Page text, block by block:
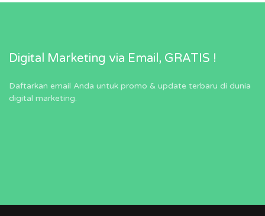
Digital Marketing via Email, GRATIS !
Daftarkan email Anda untuk promo & update terbaru di dunia
digital marketing.